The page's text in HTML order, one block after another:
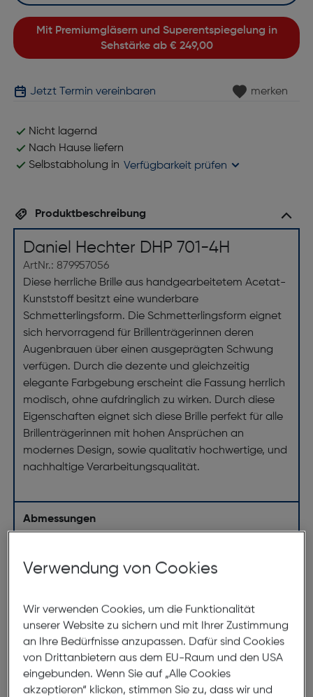
Mit Premiumgläsern und Superentspiegelung in
Sehstärke ab € 249,00
Jetzt Termin vereinbaren merken
Nicht lagernd
Nach Hause liefern
Selbstabholung in Verfügbarkeit prüfen
Produktbeschreibung
Daniel Hechter DHP 701-4H
ArtNr.: 879957056
Diese herrliche Brille aus handgearbeitetem Acetat-
Kunststoff besitzt eine wunderbare
Schmetterlingsform. Die Schmetterlingsform eignet
sich hervorragend für Brillenträgerinnen deren
Augenbrauen über einen ausgeprägten Schwung
verfügen. Durch die dezente und gleichzeitig
elegante Farbgebung erscheint die Fassung herrlich
modisch, ohne aufdringlich zu wirken. Durch diese
Eigenschaften eignet sich diese Brille perfekt für alle
Brillenträgerinnen mit hohen Ansprüchen an
modernes Design, sowie qualitativ hochwertige, und
nachhaltige Verarbeitungsqualität.
Abmessungen
Steg:16mm
Bügellänge: 145mm
(individuell ausrichtbar)
137mm
Verwendung von Cookies
Wir verwenden Cookies, um die Funktionalität
unserer Website zu sichern und mit Ihrer Zustimmung
an Ihre Bedürfnisse anzupassen. Dafür sind Cookies
von Drittanbietern aus dem EU-Raum und den USA
eingebunden. Wenn Sie auf „Alle Cookies
akzeptieren“ klicken, stimmen Sie zu, dass wir und